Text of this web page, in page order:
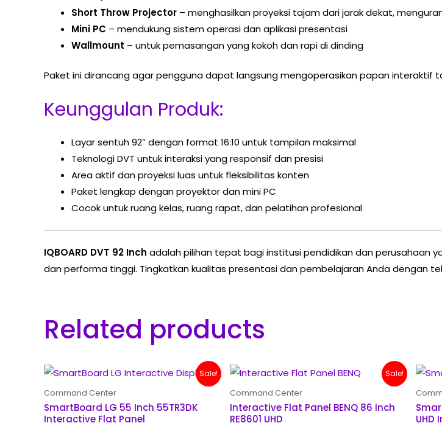
Short Throw Projector – menghasilkan proyeksi tajam dari jarak dekat,
Mini PC – mendukung sistem operasi dan aplikasi presentasi
Wallmount – untuk pemasangan yang kokoh dan rapi di dinding
Paket ini dirancang agar pengguna dapat langsung mengoperasikan papan
Keunggulan Produk:
Layar sentuh 92” dengan format 16:10 untuk tampilan maksimal
Teknologi DVT untuk interaksi yang responsif dan presisi
Area aktif dan proyeksi luas untuk fleksibilitas konten
Paket lengkap dengan proyektor dan mini PC
Cocok untuk ruang kelas, ruang rapat, dan pelatihan profesional
IQBOARD DVT 92 Inch adalah pilihan tepat bagi institusi pendidikan dan perusahaan
dan performa tinggi. Tingkatkan kualitas presentasi dan pembelajaran Anda dengan
Related products
Sale!
Command Center
SmartBoard LG 55 Inch 55TR3DK
Interactive Flat Panel
Original
price
was:
Current
price
Sale!
Command Center
Interactive Flat Panel BENQ 86 inch
RE8601 UHD
Original
price
was:
Current
price
UHD